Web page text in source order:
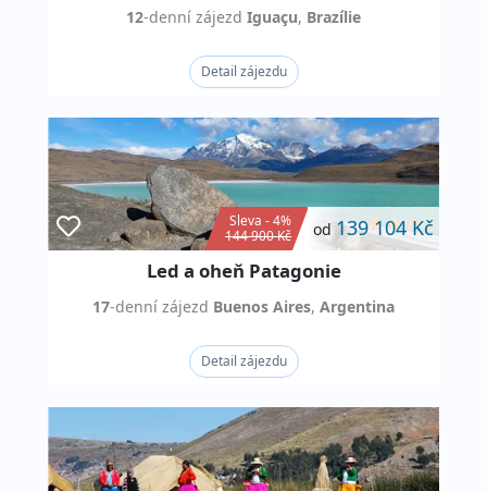
12-denní zájezd Iguaçu, Brazílie
Detail zájezdu
Sleva - 4%
144 900 Kč
od 139 104 Kč
Led a oheň Patagonie
17-denní zájezd Buenos Aires, Argentina
Detail zájezdu